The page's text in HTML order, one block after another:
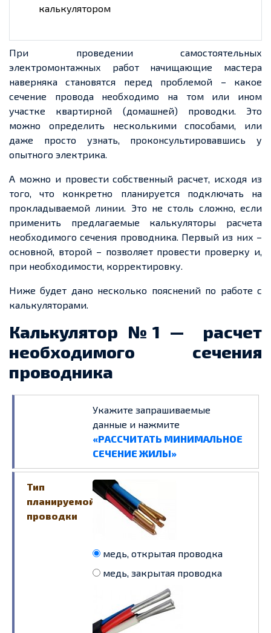
калькулятором
При проведении самостоятельных
электромонтажных работ начищающие мастера
наверняка становятся перед проблемой – какое
сечение провода необходимо на том или ином
участке квартирной (домашней) проводки. Это
можно определить несколькими способами, или
даже просто узнать, проконсультировавшись у
опытного электрика.
А можно и провести собственный расчет, исходя из
того, что конкретно планируется подключать на
прокладываемой линии. Это не столь сложно, если
применить предлагаемые калькуляторы расчета
необходимого сечения проводника. Первый из них –
основной, второй – позволяет провести проверку и,
при необходимости, корректировку.
Ниже будет дано несколько пояснений по работе с
калькуляторами.
Калькулятор №1 — расчет
необходимого сечения
проводника
Укажите запрашиваемые
данные и нажмите
«РАССЧИТАТЬ МИНИМАЛЬНОЕ
СЕЧЕНИЕ ЖИЛЫ»
Тип
планируемой
проводки
медь, открытая проводка
медь, закрытая проводка